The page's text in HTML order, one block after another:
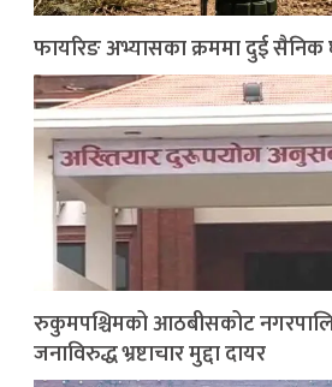
फायरिङ अभ्यासका क्रममा दुई सैनिक
रुकुमपश्चिमको आठबीसकोट
जनाविरुद्ध भ्रष्टाचार मुद्दा दायर